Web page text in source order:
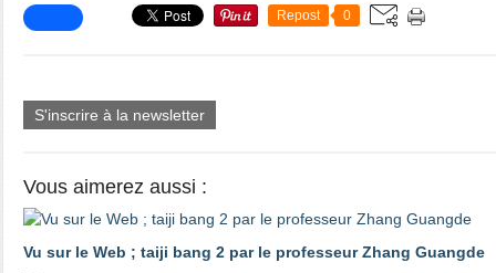
Repost 0
S'inscrire à la newsletter
Vous aimerez aussi :
Vu sur le Web ; taiji bang 2 par le professeur Zhang Guangde